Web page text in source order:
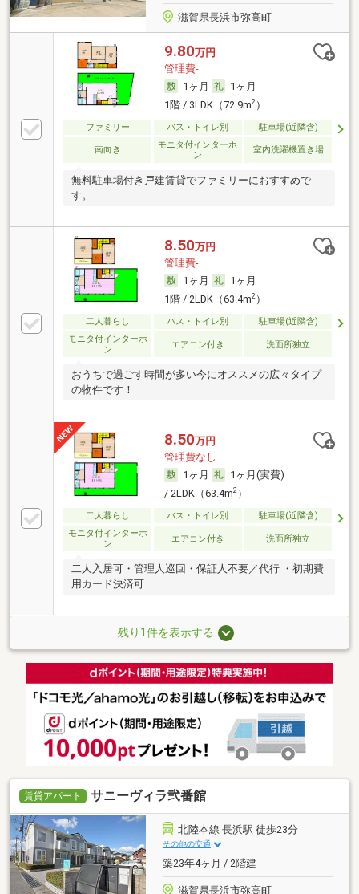
滋賀県長浜市弥高町
9.80万円
管理費-
1ヶ月
1ヶ月
1階 / 3LDK（72.9m2）
ファミリー バス・トイレ別 駐車場(近隣含)
南向き
モニタ付インターホ
ン
室内洗濯機置き場
無料駐車場付き戸建賃貸でファミリーにおすすめで
す。
8.50万円
管理費-
1ヶ月
1ヶ月
1階 / 2LDK（63.4m2）
二人暮らし バス・トイレ別
駐車場(近隣含)
モニタ付インターホ
ン
エアコン付き 洗面所独立
おうちで過ごす時間が多い今にオススメの広々タイプ
の物件です！
8.50万円
管理費なし
1ヶ月
1ヶ月(実費)
/ 2LDK（63.4m2）
二人暮らし バス・トイレ別
駐車場(近隣含)
モニタ付インターホ
ン
エアコン付き 洗面所独立
二人入居可・管理人巡回・保証人不要／代行 ・初期費
用カード決済可
残り1件を表示する
賃貸アパート サニーヴィラ弐番館
北陸本線 長浜駅 徒歩23分
その他の交通
築23年4ヶ月 / 2階建
滋賀県長浜市弥高町